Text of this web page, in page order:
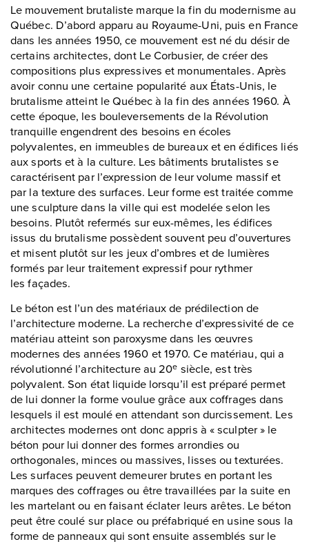
Le mouvement brutaliste marque la fin du modernisme au
Québec. D’abord apparu au Royaume-Uni, puis en France
dans les années 1950, ce mouvement est né du désir de
certains architectes, dont Le Corbusier, de créer des
compositions plus expressives et monumentales. Après
avoir connu une certaine popularité aux États-Unis, le
brutalisme atteint le Québec à la fin des années 1960. À
cette époque, les bouleversements de la Révolution
tranquille engendrent des besoins en écoles
polyvalentes, en immeubles de bureaux et en édifices liés
aux sports et à la culture. Les bâtiments brutalistes se
caractérisent par l’expression de leur volume massif et
par la texture des surfaces. Leur forme est traitée comme
une sculpture dans la ville qui est modelée selon les
besoins. Plutôt refermés sur eux-mêmes, les édifices
issus du brutalisme possèdent souvent peu d’ouvertures
et misent plutôt sur les jeux d’ombres et de lumières
formés par leur traitement expressif pour rythmer
les façades.
Le béton est l’un des matériaux de prédilection de
l’architecture moderne. La recherche d’expressivité de ce
matériau atteint son paroxysme dans les œuvres
modernes des années 1960 et 1970. Ce matériau, qui a
révolutionné l’architecture au 20e siècle, est très
polyvalent. Son état liquide lorsqu’il est préparé permet
de lui donner la forme voulue grâce aux coffrages dans
lesquels il est moulé en attendant son durcissement. Les
architectes modernes ont donc appris à « sculpter » le
béton pour lui donner des formes arrondies ou
orthogonales, minces ou massives, lisses ou texturées.
Les surfaces peuvent demeurer brutes en portant les
marques des coffrages ou être travaillées par la suite en
les martelant ou en faisant éclater leurs arêtes. Le béton
peut être coulé sur place ou préfabriqué en usine sous la
forme de panneaux qui sont ensuite assemblés sur le